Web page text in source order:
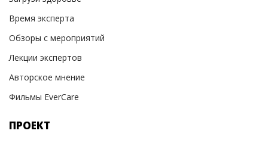
Время эксперта
Обзоры с мероприятий
Лекции экспертов
Авторское мнение
Фильмы EverCare
ПРОЕКТ